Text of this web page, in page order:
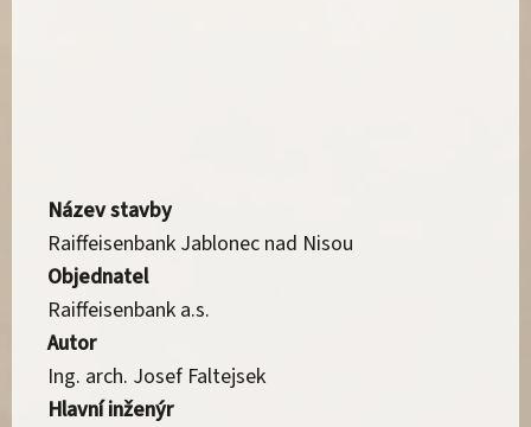
Název stavby
Raiffeisenbank Jablonec nad Nisou
Objednatel
Raiffeisenbank a.s.
Autor
Ing. arch. Josef Faltejsek
Hlavní inženýr